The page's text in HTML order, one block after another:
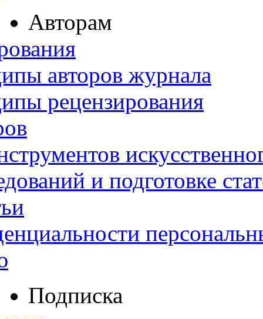
Авторам
авторов журнала
рецензирования
и подготовке
Подписка